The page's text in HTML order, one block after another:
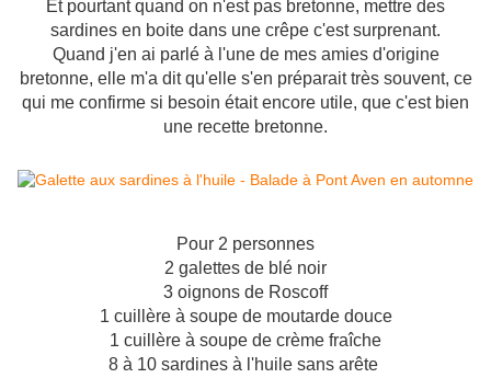
Et pourtant quand on n'est pas bretonne, mettre des
sardines en boite dans une crêpe c'est surprenant.
Quand j'en ai parlé à l'une de mes amies d'origine
bretonne, elle m'a dit qu'elle s'en préparait très souvent, ce
qui me confirme si besoin était encore utile, que c'est bien
une recette bretonne.
Pour 2 personnes
2 galettes de blé noir
3 oignons de Roscoff
1 cuillère à soupe de moutarde douce
1 cuillère à soupe de crème fraîche
8 à 10 sardines à l'huile sans arête